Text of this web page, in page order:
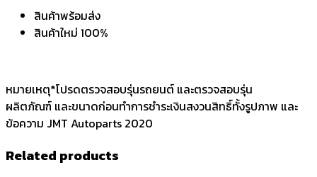
สินค้าพร้อมส่ง
สินค้าใหม่ 100%
หมายเหตุ*โปรดตรวจสอบรุ่นรถยนต์ และตรวจสอบรุ่น
ผลิตภัณฑ์ และขนาดก่อนทำการชำระเงินสงวนสิทธิ์ทั้งรูปภาพ และ
ข้อความ JMT Autoparts 2020
Related products